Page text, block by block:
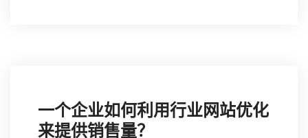
一个企业如何利用行业网站优化
来提供销售量？